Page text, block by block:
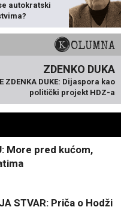
autokratski
KOLUMNA
ZDENKO DUKA
ZDENKA DUKE: Dijaspora kao
politički projekt HDZ-a
More pred kućom,
STVAR: Priča o Hodži